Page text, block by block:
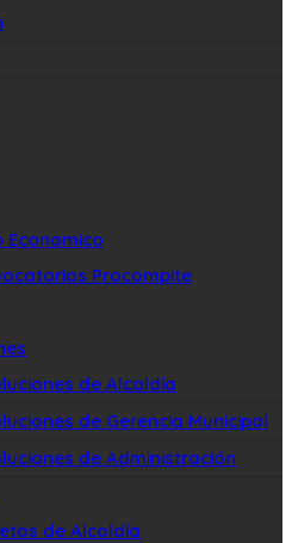
Economico
Procompite
de Alcaldía
de Gerencia Municipal
de Administración
de Alcaldía